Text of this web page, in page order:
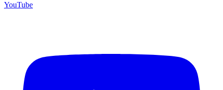
YouTube